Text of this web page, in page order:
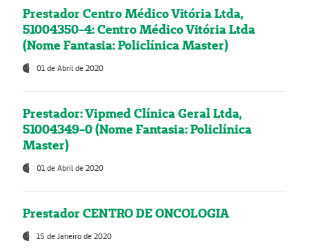
Prestador Centro Médico Vitória Ltda,
51004350-4: Centro Médico Vitória Ltda
(Nome Fantasia: Policlínica Master)
01 de Abril de 2020
Prestador: Vipmed Clínica Geral Ltda,
51004349-0 (Nome Fantasia: Policlínica
Master)
01 de Abril de 2020
Prestador CENTRO DE ONCOLOGIA
15 de Janeiro de 2020